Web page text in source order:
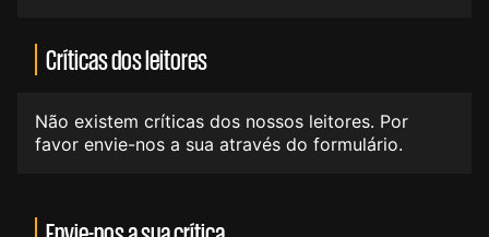
Críticas dos leitores
Não existem críticas dos nossos leitores. Por
favor envie-nos a sua através do formulário.